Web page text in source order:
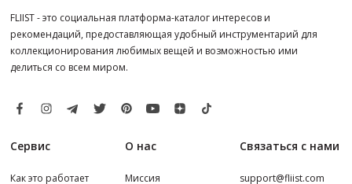
FLIIST - это социальная платформа-каталог интересов и
рекомендаций, предоставляющая удобный инструментарий для
коллекционирования любимых вещей и возможностью ими
делиться со всем миром.
Сервис
Как это работает
О нас
Миссия
Связаться с нами
support@fliist.com